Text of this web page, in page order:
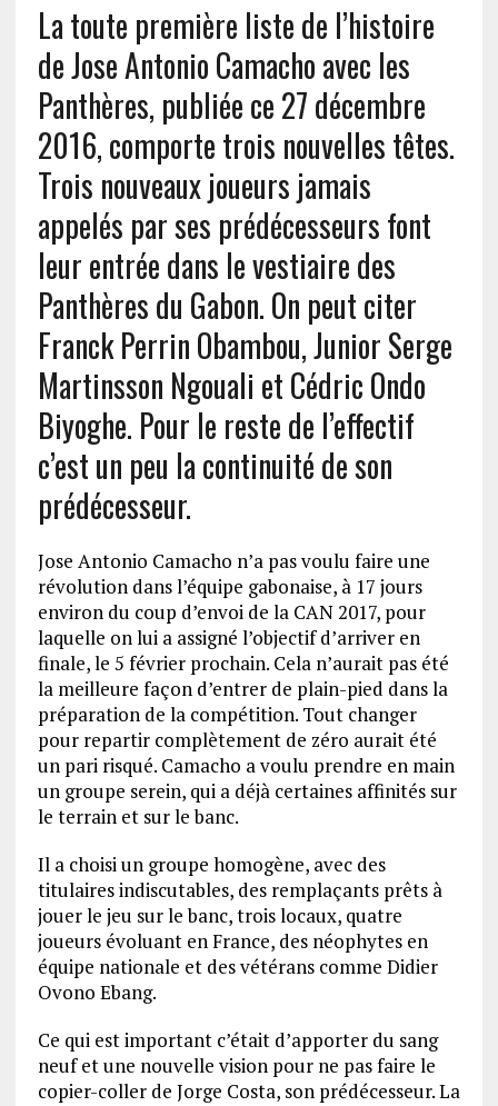
La toute première liste de l’histoire
de Jose Antonio Camacho avec les
Panthères, publiée ce 27 décembre
2016, comporte trois nouvelles têtes.
Trois nouveaux joueurs jamais
appelés par ses prédécesseurs font
leur entrée dans le vestiaire des
Panthères du Gabon. On peut citer
Franck Perrin Obambou, Junior Serge
Martinsson Ngouali et Cédric Ondo
Biyoghe. Pour le reste de l’effectif
c’est un peu la continuité de son
prédécesseur.
Jose Antonio Camacho n’a pas voulu faire une
révolution dans l’équipe gabonaise, à 17 jours
environ du coup d’envoi de la CAN 2017, pour
laquelle on lui a assigné l’objectif d’arriver en
finale, le 5 février prochain. Cela n’aurait pas été
la meilleure façon d’entrer de plain-pied dans la
préparation de la compétition. Tout changer
pour repartir complètement de zéro aurait été
un pari risqué. Camacho a voulu prendre en main
un groupe serein, qui a déjà certaines affinités sur
le terrain et sur le banc.
Il a choisi un groupe homogène, avec des
titulaires indiscutables, des remplaçants prêts à
jouer le jeu sur le banc, trois locaux, quatre
joueurs évoluant en France, des néophytes en
équipe nationale et des vétérans comme Didier
Ovono Ebang.
Ce qui est important c’était d’apporter du sang
neuf et une nouvelle vision pour ne pas faire le
copier-coller de Jorge Costa, son prédécesseur. La